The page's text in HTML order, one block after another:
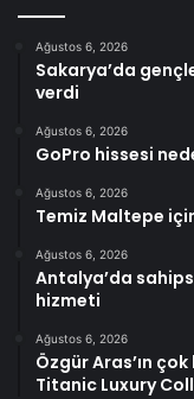
Ağustos 6, 2026
Sakarya’da
verdi
Ağustos 6, 2026
GoPro hissesi
Ağustos 6, 2026
Temiz Maltepe
Ağustos 6, 2026
Antalya’da
hizmeti
Ağustos 6, 2026
Özgür Aras’ın
Titanic Luxury